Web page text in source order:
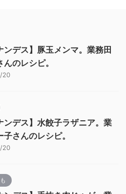
ンデス】豚玉メンマ。業務田
んのレシピ。
20
ンデス】水餃子ラザニア。業
子さんのレシピ。
20